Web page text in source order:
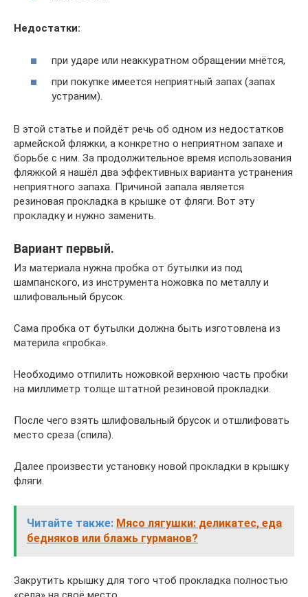
Недостатки:
при ударе или неаккуратном обращении мнётся,
при покупке имеется неприятный запах (запах
устраним).
В этой статье и пойдёт речь об одном из недостатков
армейской фляжки, а конкретно о неприятном запахе и
борьбе с ним. За продолжительное время использования
фляжкой я нашёл два эффективных варианта устранения
неприятного запаха. Причиной запала является
резиновая прокладка в крышке от фляги. Вот эту
прокладку и нужно заменить.
Вариант первый.
Из материала нужна пробка от бутылки из под
шампанского, из инструмента ножовка по металлу и
шлифовальный брусок.
Сама пробка от бутылки должна быть изготовлена из
материла «пробка».
Необходимо отпилить ножовкой верхнюю часть пробки
на миллиметр толще штатной резиновой прокладки.
После чего взять шлифовальный брусок и отшлифовать
место среза (спила).
Далее произвести установку новой прокладки в крышку
фляги.
Читайте также: Мясо лягушки: деликатес, еда
бедняков или блажь гурманов?
Закрутить крышку для того чтоб прокладка полностью